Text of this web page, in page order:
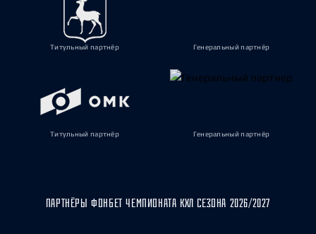
Титульный партнёр Генеральный партнёр
Титульный партнёр Генеральный партнёр
ПАРТНЁРЫ ФОНБЕТ ЧЕМПИОНАТА КХЛ СЕЗОНА 2026/2027